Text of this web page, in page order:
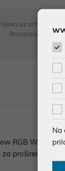
uz artikle su
štampanja te
RGB White
proširenje
Na